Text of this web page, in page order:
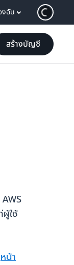
ฉัน
สร้างบัญชี
ใช้
หน้า